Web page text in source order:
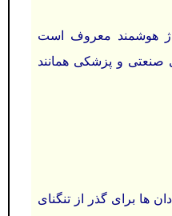
هوشمند معروف است
صنعتی و پزشکی همانند
ها برای گذر از تنگنای